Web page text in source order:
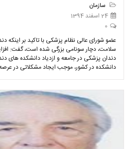
سازمان
24 اسفند 1394
0
عضو شورای عالی نظام پزشکی با تاکید بر اینکه
سلامت، دچار سونامی بزرگی شده است، گفت:
دانشکده در کشور، موجب ایجاد مشکلاتی در